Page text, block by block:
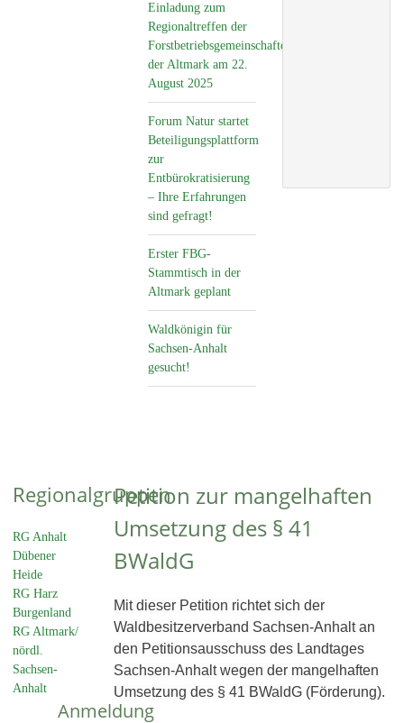
Einladung zum
Regionaltreffen der
Forstbetriebsgemeinschaften
der Altmark am 22.
August 2025
Forum Natur startet
Beteiligungsplattform
zur
Entbürokratisierung
– Ihre Erfahrungen
sind gefragt!
Erster FBG-
Stammtisch in der
Altmark geplant
Waldkönigin für
Sachsen-Anhalt
gesucht!
Regionalgruppen
RG Anhalt
Dübener
Heide
RG Harz
Burgenland
RG Altmark/
nördl.
Sachsen-
Anhalt
Anmeldung
Petition zur mangelhaften
Umsetzung des § 41
BWaldG
Mit dieser Petition richtet sich der
Waldbesitzerverband Sachsen-Anhalt an
den Petitionsausschuss des Landtages
Sachsen-Anhalt wegen der mangelhaften
Umsetzung des § 41 BWaldG (Förderung).